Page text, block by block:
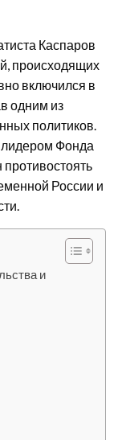
Каспаров
происходящих
включился в
одним из
политиков.
лидером Фонда
России и
и